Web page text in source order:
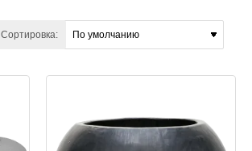
Сортировка: